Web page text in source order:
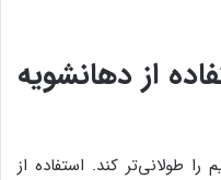
از دهانشویه
طولانی‌تر کند. استفاده از